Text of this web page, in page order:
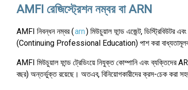
AMFI রেজিস্ট্রেশন নম্বর বা ARN
AMFI নিবন্ধন নম্বর (arn) মিউচুয়াল ফান্ড এজেন্ট, ডিস্ট্রিবিউটর
(Continuing Professional Education) পাশ করা বাধ্যতামূলক। এই
AMFI মিউচুয়াল ফান্ড ট্রেডিংয়ে নিযুক্ত কোম্পানি এবং ব্যক্তিদের
বছর) অন্তর্ভুক্ত রয়েছে। অতএব, বিনিয়োগকারীদের ক্রস-চেক করা